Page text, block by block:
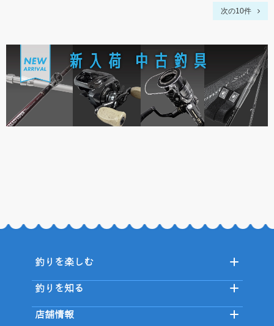
次の10件
釣りを楽しむ
釣りを知る
店舗情報